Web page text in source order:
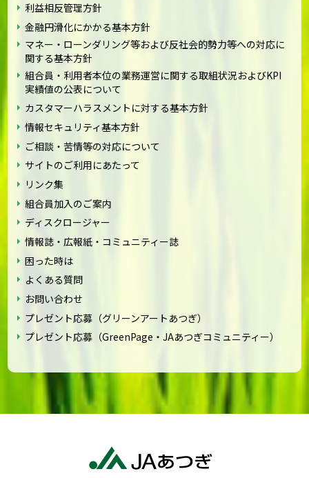
利益相反管理方針
金融円滑化にかかる基本方針
マネー・ローンダリング等および反社会的勢力等への対応に
関する基本方針
組合員・利用者本位の業務運営に関する取組状況およびKPI
実績値の公表について
カスタマーハラスメントに対する基本方針
情報セキュリティ基本方針
ご相談・苦情等の対応について
サイトのご利用にあたって
リンク集
組合員加入のご案内
ディスクロージャー
情報誌・広報紙・コミュニティー誌
困った時は
よくある質問
お問い合わせ
プレゼント応募（グリーンアートあつぎ）
プレゼント応募（GreenPage・JAあつぎコミュニティー）